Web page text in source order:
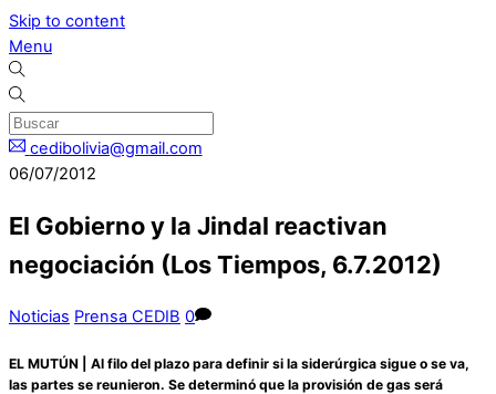
Skip to content
Menu
cedibolivia@gmail.com
06/07/2012
El Gobierno y la Jindal reactivan
negociación (Los Tiempos, 6.7.2012)
Noticias Prensa CEDIB 0
EL MUTÚN | Al filo del plazo para definir si la siderúrgica sigue o se va,
las partes se reunieron. Se determinó que la provisión de gas será